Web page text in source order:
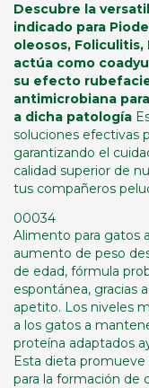
Descubre la
indicado para
oleosos,
actúa como
su efecto
antimicrobiana
a dicha patología
soluciones efectivas
garantizando el
calidad superior de
tus compañeros
00034
Alimento para gatos
aumento de peso
de edad, fórmula
espontánea, gracias
apetito. Los niveles
a los gatos a
proteína adaptados
Esta dieta
para la formación de